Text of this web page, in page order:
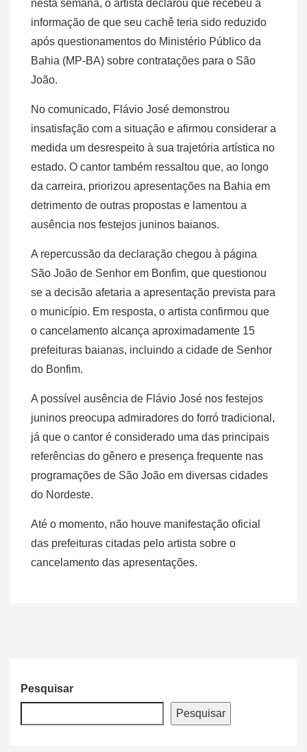
nesta semana, o artista declarou que recebeu a
informação de que seu cachê teria sido reduzido
após questionamentos do Ministério Público da
Bahia (MP-BA) sobre contratações para o São
João.
No comunicado, Flávio José demonstrou
insatisfação com a situação e afirmou considerar a
medida um desrespeito à sua trajetória artística no
estado. O cantor também ressaltou que, ao longo
da carreira, priorizou apresentações na Bahia em
detrimento de outras propostas e lamentou a
ausência nos festejos juninos baianos.
A repercussão da declaração chegou à página
São João de Senhor em Bonfim, que questionou
se a decisão afetaria a apresentação prevista para
o município. Em resposta, o artista confirmou que
o cancelamento alcança aproximadamente 15
prefeituras baianas, incluindo a cidade de Senhor
do Bonfim.
A possível ausência de Flávio José nos festejos
juninos preocupa admiradores do forró tradicional,
já que o cantor é considerado uma das principais
referências do gênero e presença frequente nas
programações de São João em diversas cidades
do Nordeste.
Até o momento, não houve manifestação oficial
das prefeituras citadas pelo artista sobre o
cancelamento das apresentações.
Pesquisar
Pesquisar